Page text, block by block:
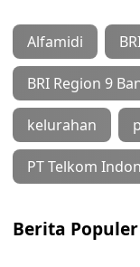
Alfamidi
BRI Region 9
kelurahan
PT Telkom
Berita Populer